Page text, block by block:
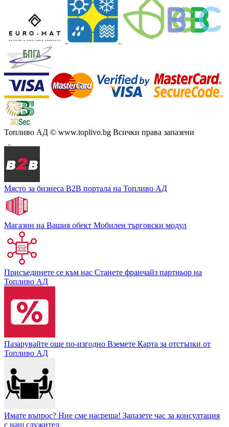
Топливо АД © www.toplivo.bg Всички права запазени
Място за бизнеса В2В портала на Топливо АД
Магазин на Вашия обект Мобилен търговски модул
Присъединете се към нас Станете франчайз партньор на
Топливо АД
Пазарувайте още по-изгодно Вземете Карта за отстъпки от
Топливо АД
Имате въпрос? Ние сме насреща! Запазете час за консултация
с наш служител